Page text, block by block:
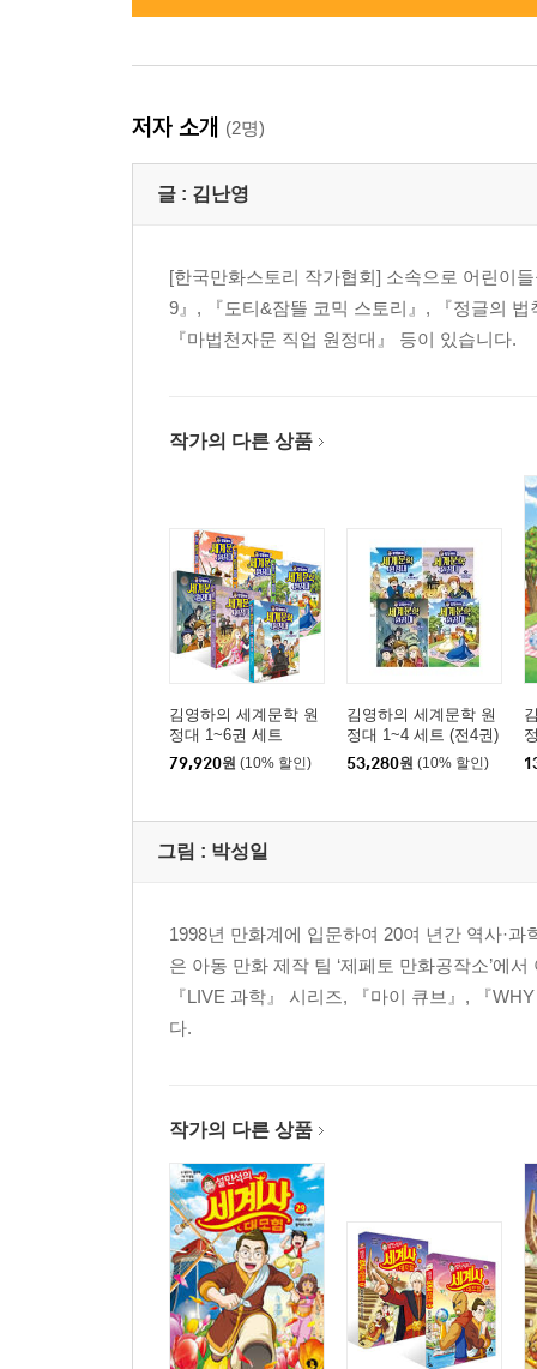
저자 소개 (2명)
글 : 김난영
[한국만화스토리 작가협회] 소속으로 어린이
9』, 『도티&잠뜰 코믹 스토리』, 『정글의
『마법천자문 직업 원정대』 등이 있습니다.
작가의 다른 상품
김영하의 세계문학 원
정대 1~6권 세트
79,920원 (10% 할인)
김영하의 세계문학 원
정대 1~4 세트 (전4권)
53,280원 (10% 할인)
그림 : 박성일
1998년 만화계에 입문하여 20여 년간 역사·
은 아동 만화 제작 팀 ‘제페토 만화공작소’에
『LIVE 과학』 시리즈, 『마이 큐브』, 『
다.
작가의 다른 상품